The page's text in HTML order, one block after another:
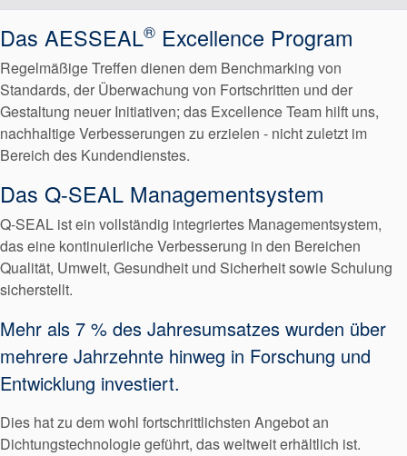
Das AESSEAL® Excellence Program
Regelmäßige Treffen dienen dem Benchmarking von
Standards, der Überwachung von Fortschritten und der
Gestaltung neuer Initiativen; das Excellence Team hilft uns,
nachhaltige Verbesserungen zu erzielen - nicht zuletzt im
Bereich des Kundendienstes.
Das Q-SEAL Managementsystem
Q-SEAL ist ein vollständig integriertes Managementsystem,
das eine kontinuierliche Verbesserung in den Bereichen
Qualität, Umwelt, Gesundheit und Sicherheit sowie Schulung
sicherstellt.
Mehr als 7 % des Jahresumsatzes wurden über
mehrere Jahrzehnte hinweg in Forschung und
Entwicklung investiert.
Dies hat zu dem wohl fortschrittlichsten Angebot an
Dichtungstechnologie geführt, das weltweit erhältlich ist.